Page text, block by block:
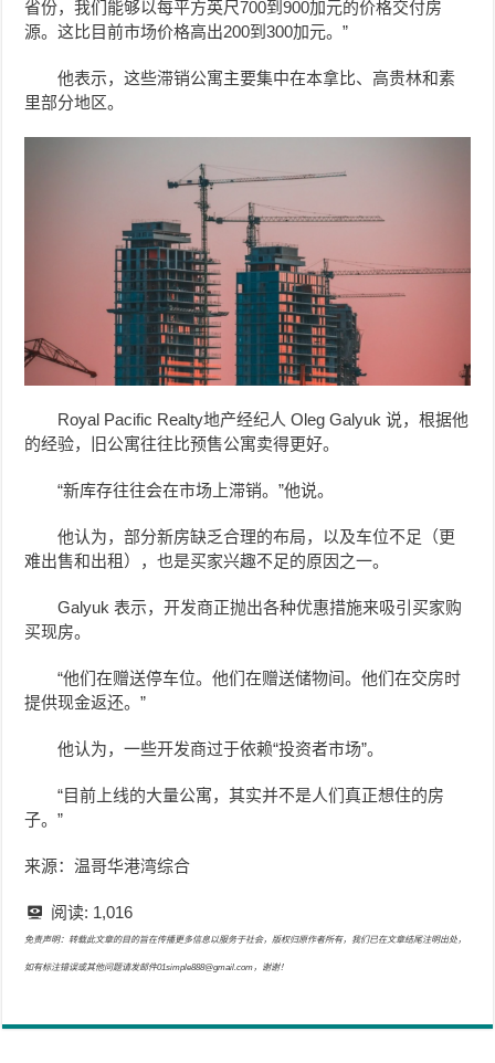
省份，我们能够以每平方英尺700到900加元的价格交付房
源。这比目前市场价格高出200到300加元。”
他表示，这些滞销公寓主要集中在本拿比、高贵林和素
里部分地区。
Royal Pacific Realty地产经纪人 Oleg Galyuk 说，根据他
的经验，旧公寓往往比预售公寓卖得更好。
“新库存往往会在市场上滞销。”他说。
他认为，部分新房缺乏合理的布局，以及车位不足（更
难出售和出租），也是买家兴趣不足的原因之一。
Galyuk 表示，开发商正抛出各种优惠措施来吸引买家购
买现房。
“他们在赠送停车位。他们在赠送储物间。他们在交房时
提供现金返还。”
他认为，一些开发商过于依赖“投资者市场”。
“目前上线的大量公寓，其实并不是人们真正想住的房
子。”
来源：温哥华港湾综合
阅读: 1,016
免责声明：转载此文章的目的旨在传播更多信息以服务于社会，版权归原作者所有，我们已在文章结尾注明出处，
如有标注错误或其他问题请发邮件01simple888@gmail.com，谢谢！